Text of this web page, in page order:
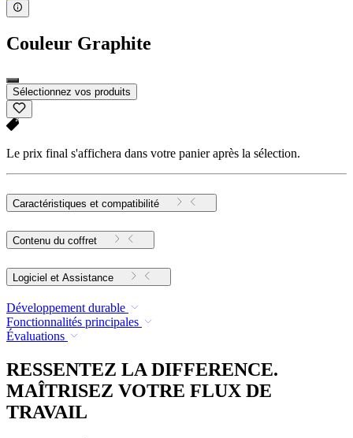
Couleur Graphite
Sélectionnez vos produits
Le prix final s'affichera dans votre panier après la sélection.
Caractéristiques et compatibilité
Contenu du coffret
Logiciel et Assistance
Développement durable
Fonctionnalités principales
Évaluations
RESSENTEZ LA DIFFERENCE.
MAÎTRISEZ VOTRE FLUX DE
TRAVAIL